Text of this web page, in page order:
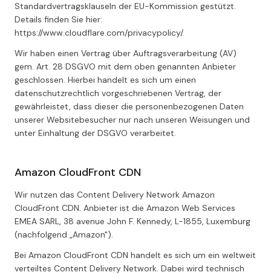
Standardvertragsklauseln der EU-Kommission gestützt.
Details finden Sie hier:
https://www.cloudflare.com/privacypolicy/.
Wir haben einen Vertrag über Auftragsverarbeitung (AV)
gem. Art. 28 DSGVO mit dem oben genannten Anbieter
geschlossen. Hierbei handelt es sich um einen
datenschutzrechtlich vorgeschriebenen Vertrag, der
gewährleistet, dass dieser die personenbezogenen Daten
unserer Websitebesucher nur nach unseren Weisungen und
unter Einhaltung der DSGVO verarbeitet.
Amazon CloudFront CDN
Wir nutzen das Content Delivery Network Amazon
CloudFront CDN. Anbieter ist die Amazon Web Services
EMEA SARL, 38 avenue John F. Kennedy, L-1855, Luxemburg
(nachfolgend „Amazon").
Bei Amazon CloudFront CDN handelt es sich um ein weltweit
verteiltes Content Delivery Network. Dabei wird technisch